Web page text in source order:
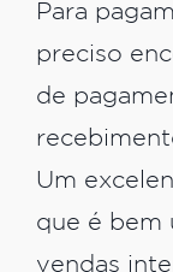
Para
preciso
de
Um
que é bem
vendas